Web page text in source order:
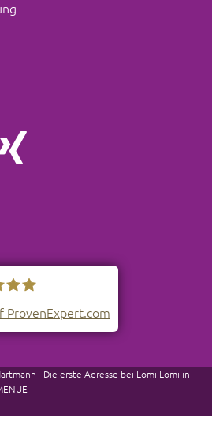
Stuttgart
ProvenExpert.com
- Die erste Adresse bei Lomi Lomi in